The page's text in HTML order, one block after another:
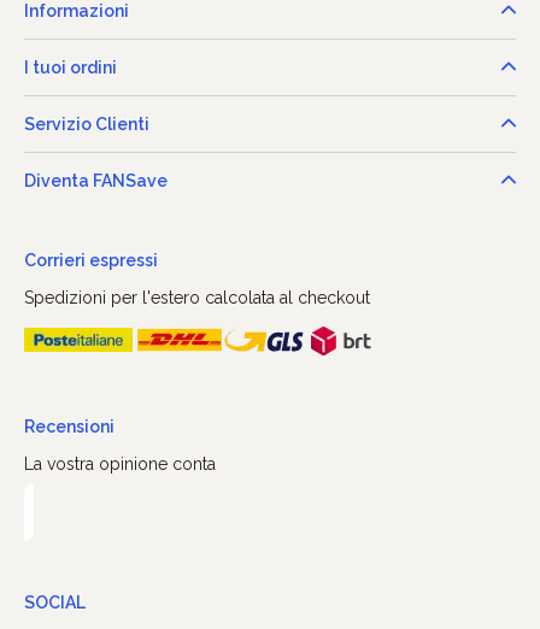
Informazioni
I tuoi ordini
Servizio Clienti
Diventa FANSave
Corrieri espressi
Spedizioni per l'estero calcolata al checkout
Recensioni
La vostra opinione conta
SOCIAL